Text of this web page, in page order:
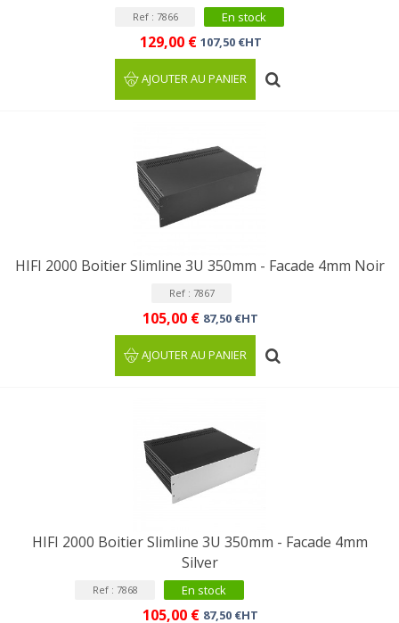
Ref : 7866 En stock
129,00 € 107,50 €HT
AJOUTER AU PANIER
HIFI 2000 Boitier Slimline 3U 350mm - Facade 4mm Noir
Ref : 7867
105,00 € 87,50 €HT
AJOUTER AU PANIER
HIFI 2000 Boitier Slimline 3U 350mm - Facade 4mm
Silver
Ref : 7868 En stock
105,00 € 87,50 €HT